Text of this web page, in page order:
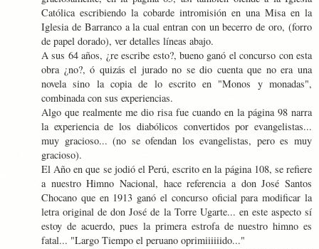
Católica escribiendo la cobarde intromisión en una Misa en la
Iglesia de Barranco a la cual entran con un becerro de oro, (forro
de papel dorado), ver detalles líneas abajo.
A sus 64 años, ¿re escribe esto?, bueno ganó el concurso con esta
obra ¿no?, ó quizás el jurado no se dio cuenta que no era una
novela sino la copia de lo escrito en "Monos y monadas",
combinada con sus experiencias.
Algo que realmente me dio risa fue cuando en la página 98 narra
la experiencia de los diabólicos convertidos por evangelistas...
muy gracioso... (no se ofendan los evangelistas, pero es muy
gracioso).
El Año en que se jodió el Perú, escrito en la página 108, se refiere
a nuestro Himno Nacional, hace referencia a don José Santos
Chocano que en 1913 ganó el concurso oficial para modificar la
letra original de don José de la Torre Ugarte... en este aspecto sí
estoy de acuerdo, pues la primera estrofa de nuestro himno es
fatal... "Largo Tiempo el peruano oprimiiiiiido..."